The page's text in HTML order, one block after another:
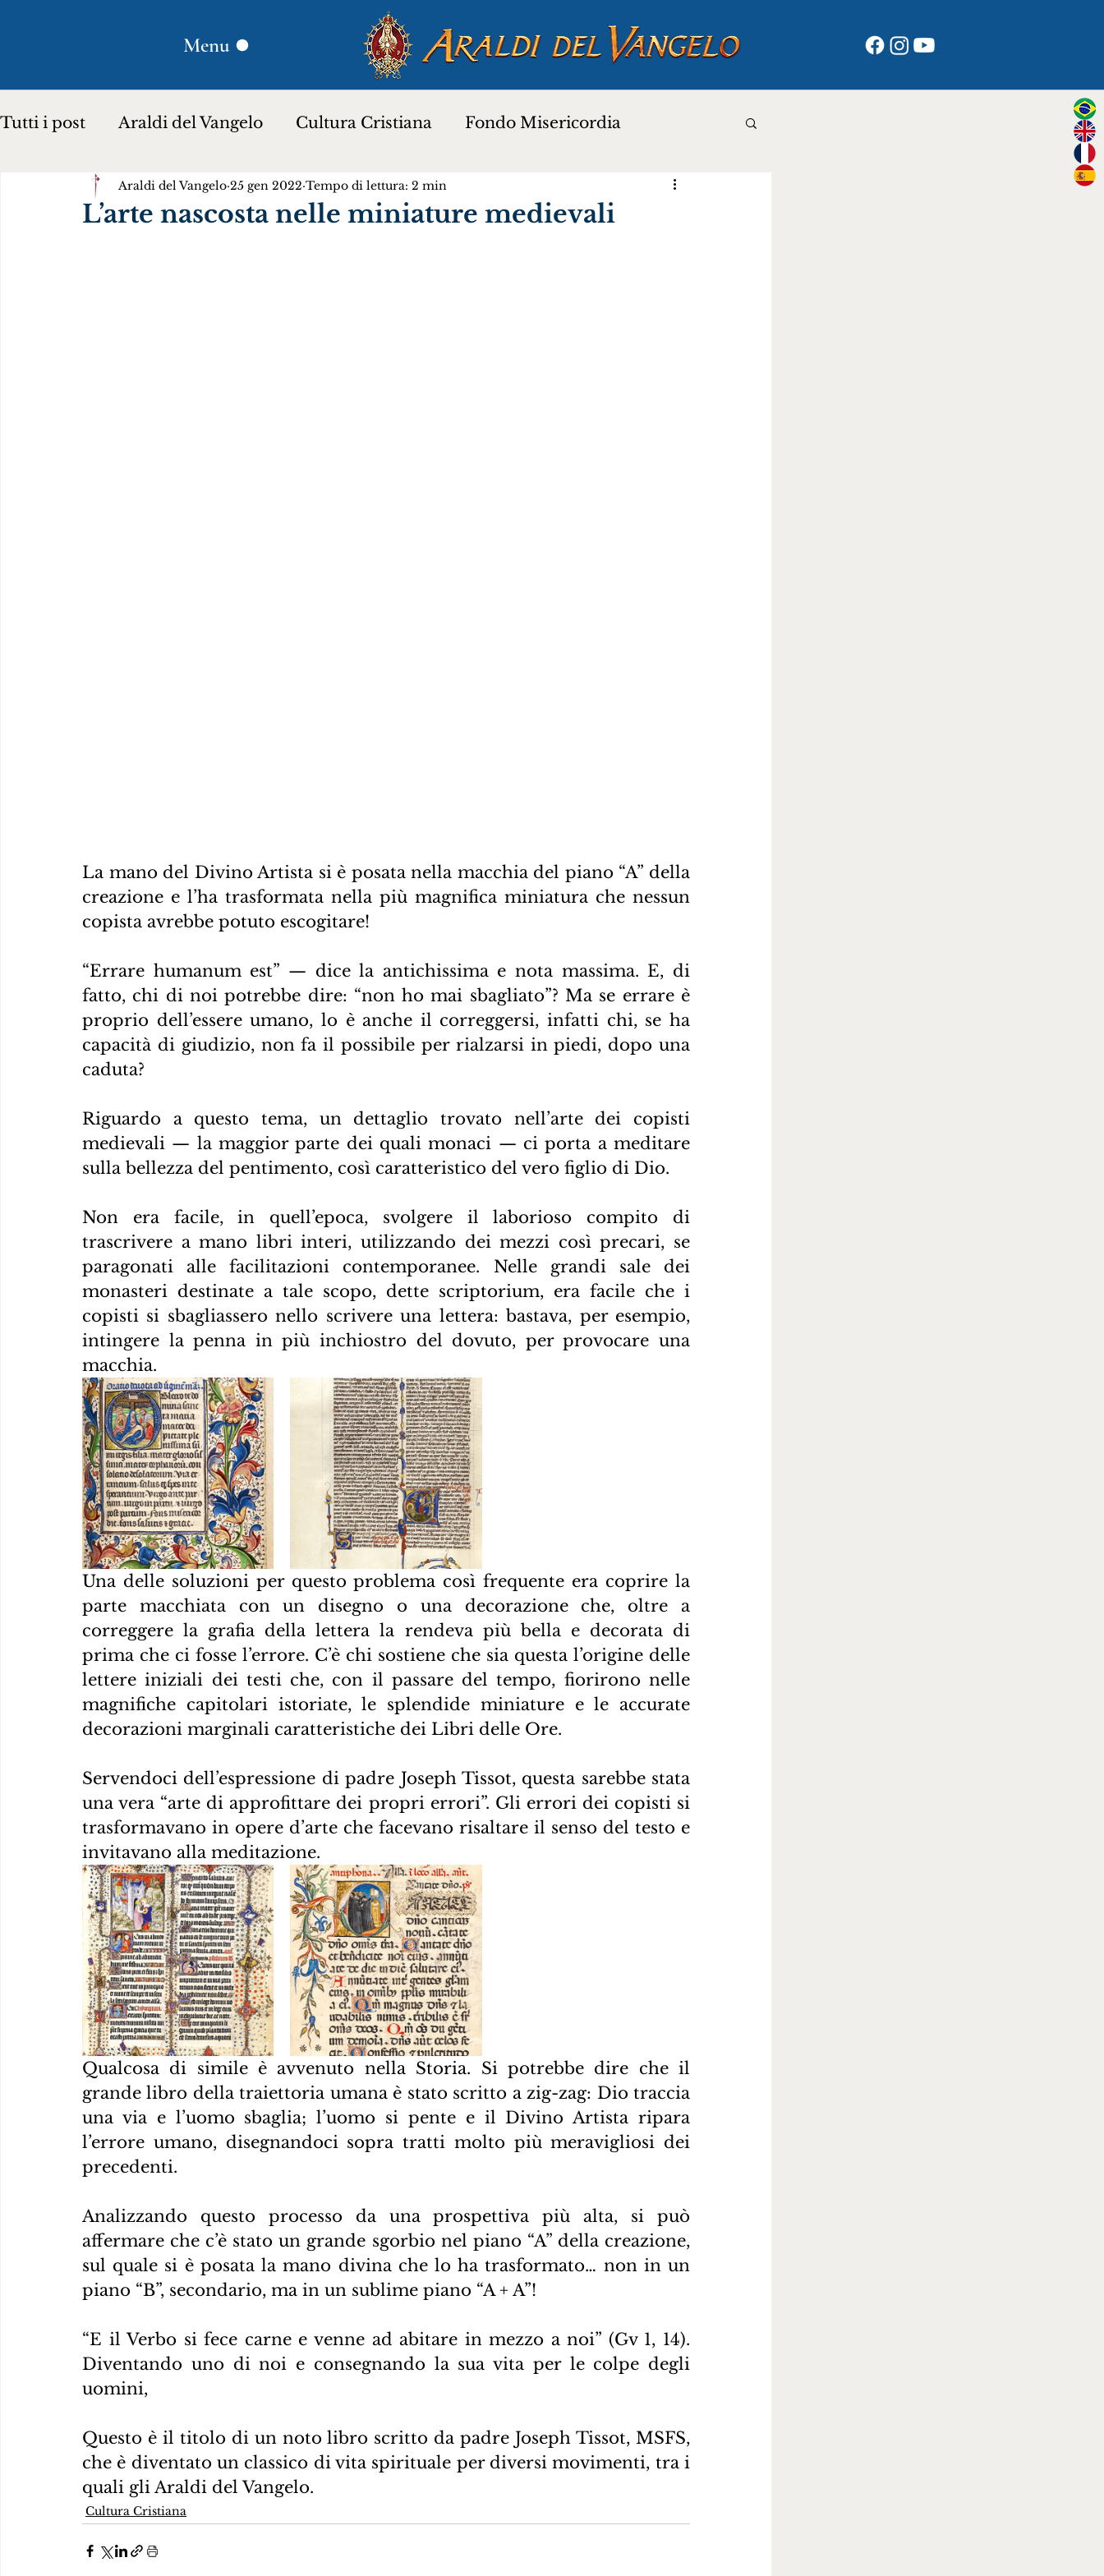
Menu
Tutti i post Araldi del Vangelo Cultura Cristiana Fondo Misericordia
Plinio Corrêa de Oliveira Donna Lucilia Proverbi dei Santi Santi e Beati
L’arte nascosta nelle miniature medievali
Araldi del Vangelo 25 gen 2022 Tempo di lettura: 2 min
La mano del Divino Artista si è posata nella macchia del piano “A” della
creazione e l’ha trasformata nella più magnifica miniatura che nessun
copista avrebbe potuto escogitare!
“Errare humanum est” — dice la antichissima e nota massima. E, di
fatto, chi di noi potrebbe dire: “non ho mai sbagliato”? Ma se errare è
proprio dell’essere umano, lo è anche il correggersi, infatti chi, se ha
capacità di giudizio, non fa il possibile per rialzarsi in piedi, dopo una
caduta?
Riguardo a questo tema, un dettaglio trovato nell’arte dei copisti
medievali — la maggior parte dei quali monaci — ci porta a meditare
sulla bellezza del pentimento, così caratteristico del vero figlio di Dio.
Non era facile, in quell’epoca, svolgere il laborioso compito di
trascrivere a mano libri interi, utilizzando dei mezzi così precari, se
paragonati alle facilitazioni contemporanee. Nelle grandi sale dei
monasteri destinate a tale scopo, dette scriptorium, era facile che i
copisti si sbagliassero nello scrivere una lettera: bastava, per esempio,
intingere la penna in più inchiostro del dovuto, per provocare una
macchia.
Una delle soluzioni per questo problema così frequente era coprire la
parte macchiata con un disegno o una decorazione che, oltre a
correggere la grafia della lettera la rendeva più bella e decorata di
prima che ci fosse l’errore. C’è chi sostiene che sia questa l’origine delle
lettere iniziali dei testi che, con il passare del tempo, fiorirono nelle
magnifiche capitolari istoriate, le splendide miniature e le accurate
decorazioni marginali caratteristiche dei Libri delle Ore.
Servendoci dell’espressione di padre Joseph Tissot, questa sarebbe stata
una vera “arte di approfittare dei propri errori”. Gli errori dei copisti si
trasformavano in opere d’arte che facevano risaltare il senso del testo e
invitavano alla meditazione.
Qualcosa di simile è avvenuto nella Storia. Si potrebbe dire che il
grande libro della traiettoria umana è stato scritto a zig-zag: Dio traccia
una via e l’uomo sbaglia; l’uomo si pente e il Divino Artista ripara
l’errore umano, disegnandoci sopra tratti molto più meravigliosi dei
precedenti.
Analizzando questo processo da una prospettiva più alta, si può
affermare che c’è stato un grande sgorbio nel piano “A” della creazione,
sul quale si è posata la mano divina che lo ha trasformato… non in un
piano “B”, secondario, ma in un sublime piano “A + A”!
“E il Verbo si fece carne e venne ad abitare in mezzo a noi” (Gv 1, 14).
Diventando uno di noi e consegnando la sua vita per le colpe degli
uomini,
Questo è il titolo di un noto libro scritto da padre Joseph Tissot, MSFS,
che è diventato un classico di vita spirituale per diversi movimenti, tra i
quali gli Araldi del Vangelo.
Cultura Cristiana